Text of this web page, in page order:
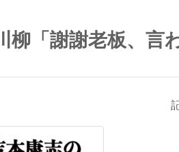
柳「謝謝老板、言